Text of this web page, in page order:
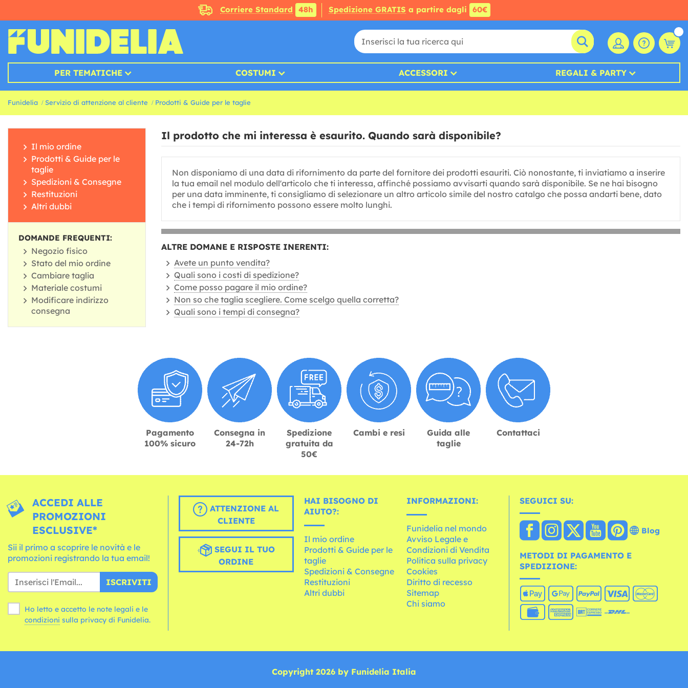
Corriere Standard 48h Spedizione GRATIS a partire dagli 60€
PER TEMATICHE COSTUMI ACCESSORI REGALI & PARTY
Funidelia Servizio di attenzione al cliente Prodotti & Guide per le taglie
Il mio ordine
Prodotti & Guide per le
taglie
Spedizioni & Consegne
Restituzioni
Altri dubbi
DOMANDE FREQUENTI:
Negozio fisico
Stato del mio ordine
Cambiare taglia
Materiale costumi
Modificare indirizzo
consegna
Il prodotto che mi interessa è esaurito. Quando sarà disponibile?
Non disponiamo di una data di rifornimento da parte del fornitore dei prodotti esauriti. Ciò nonostante, ti inviatiamo a inserire
la tua email nel modulo dell'articolo che ti interessa, affinché possiamo avvisarti quando sarà disponibile. Se ne hai bisogno
per una data imminente, ti consigliamo di selezionare un altro articolo simile del nostro catalgo che possa andarti bene, dato
che i tempi di rifornimento possono essere molto lunghi.
ALTRE DOMANE E RISPOSTE INERENTI:
Avete un punto vendita?
Quali sono i costi di spedizione?
Come posso pagare il mio ordine?
Non so che taglia scegliere. Come scelgo quella corretta?
Quali sono i tempi di consegna?
Pagamento
100% sicuro
Consegna in
24-72h
Spedizione
gratuita da
50€
Cambi e resi
Guida alle
taglie
Contattaci
ACCEDI ALLE
PROMOZIONI
ESCLUSIVE*
Sii il primo a scoprire le novità e le
promozioni registrando la tua email!
ISCRIVITI
Ho letto e accetto le note legali e le
condizioni sulla privacy di Funidelia.
ATTENZIONE AL
CLIENTE
SEGUI IL TUO
ORDINE
HAI BISOGNO DI
AIUTO?:
Il mio ordine
Prodotti & Guide per le
taglie
Spedizioni & Consegne
Restituzioni
Altri dubbi
INFORMAZIONI:
Funidelia nel mondo
Avviso Legale e
Condizioni di Vendita
Politica sulla privacy
Cookies
Diritto di recesso
Sitemap
Chi siamo
SEGUICI SU:
Blog
METODI DI PAGAMENTO E
SPEDIZIONE:
Copyright 2026 by Funidelia Italia